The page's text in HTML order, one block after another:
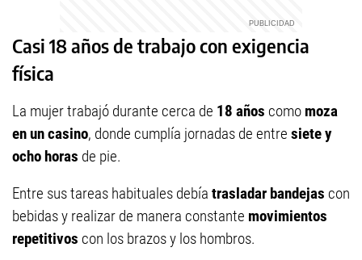
Casi 18 años de trabajo con exigencia
física
La mujer trabajó durante cerca de 18 años como moza
en un casino, donde cumplía jornadas de entre siete y
ocho horas de pie.
Entre sus tareas habituales debía trasladar bandejas con
bebidas y realizar de manera constante movimientos
repetitivos con los brazos y los hombros.